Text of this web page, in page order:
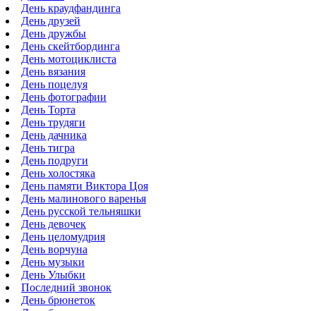
День краудфандинга
День друзей
День дружбы
День скейтбординга
День мотоциклиста
День вязания
День поцелуя
День фотографии
День Торта
День трудяги
День дачника
День тигра
День подруги
День холостяка
День памяти Виктора Цоя
День малинового варенья
День русской тельняшки
День девочек
День целомудрия
День ворчуна
День музыки
День Улыбки
Последний звонок
День брюнеток